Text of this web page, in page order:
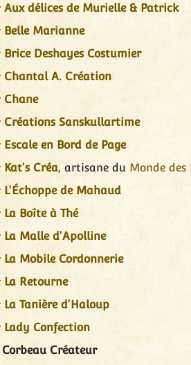
Aux délices de Murielle & Patrick
Belle Marianne
Brice Deshayes Costumier
Chantal A. Création
Chane
Créations Sanskullartime
Escale en Bord de Page
Kat's Créa, artisane du Monde des
L'Échoppe de Mahaud
La Boîte à Thé
La Malle d'Apolline
La Mobile Cordonnerie
La Retourne
La Tanière d'Haloup
Lady Confection
Corbeau Créateur